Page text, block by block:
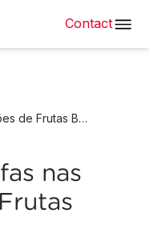
Contact
Impacto das Tarifas nas Exportações de Frutas Brasileiras
nas